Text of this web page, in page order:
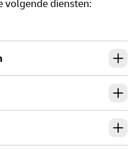
volgende diensten: